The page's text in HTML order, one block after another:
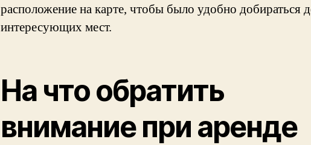
расположение на карте, чтобы было удобно добираться
интересующих мест.
На что обратить
внимание при аренде